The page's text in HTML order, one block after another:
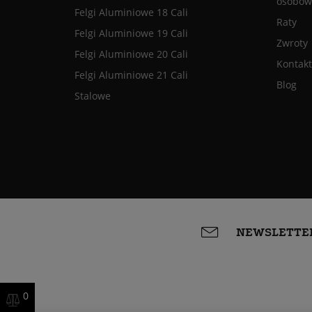
Felgi Aluminiowe 18 Cali
Felgi Aluminiowe 19 Cali
Felgi Aluminiowe 20 Cali
Felgi Aluminiowe 21 Cali
Stalowe
Raty
Zwroty
Blog
0